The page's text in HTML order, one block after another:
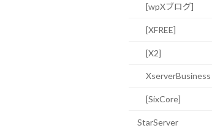
[wpXブログ]
[XFREE]
[X2]
XserverBusiness
[SixCore]
StarServer